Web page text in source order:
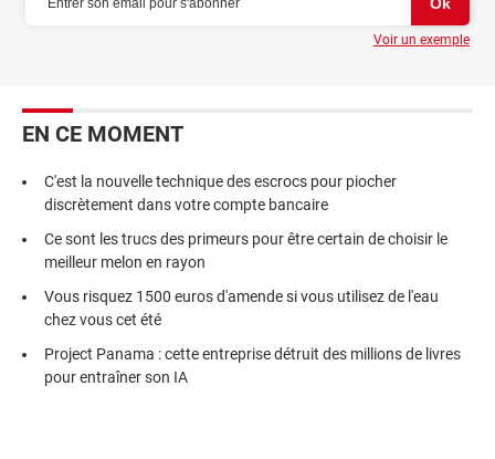
Voir un exemple
EN CE MOMENT
C'est la nouvelle technique des escrocs pour piocher
discrètement dans votre compte bancaire
Ce sont les trucs des primeurs pour être certain de choisir le
meilleur melon en rayon
Vous risquez 1500 euros d'amende si vous utilisez de l'eau
chez vous cet été
Project Panama : cette entreprise détruit des millions de livres
pour entraîner son IA